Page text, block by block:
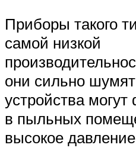
Приборы такого
самой низкой
они сильно
устройства
в пыльных
высокое